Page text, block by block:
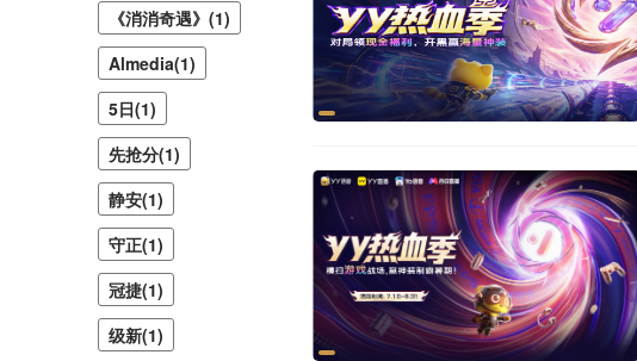
《消消奇遇》(1)
Almedia(1)
5日(1)
先抢分(1)
静安(1)
守正(1)
冠捷(1)
级新(1)